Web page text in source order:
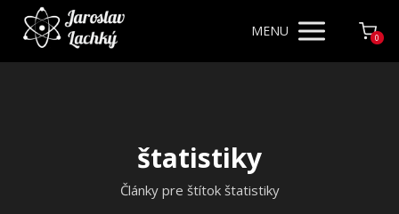
MENU 0
štatistiky
Články pre štítok štatistiky